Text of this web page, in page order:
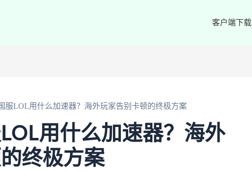
客户端下载
服LOL用什么加速器？海外玩家告别卡顿的终极方案
用什么加速器？海外
终极方案